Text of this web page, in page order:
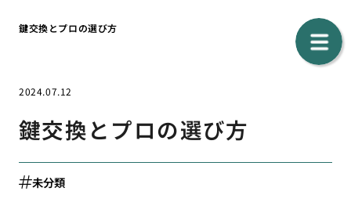
鍵交換とプロの選び方
2024.07.12
鍵交換とプロの選び方
未分類